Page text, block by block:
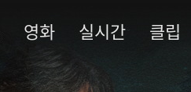
영화 실시간 클립